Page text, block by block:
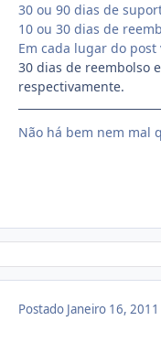
30 ou 90 dias de
10 ou 30 dias de
Em cada lugar do
30 dias de reembolso
respectivamente.
Não há bem nem mal
Postado Janeiro 16,